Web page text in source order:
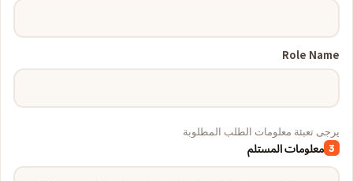
Role Name
يرجى تعبئة معلومات الطلب المطلوبة
3 معلومات المستلم